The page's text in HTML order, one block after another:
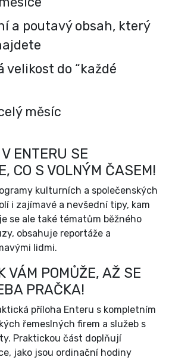
a poutavý obsah, který
velikost do “každé
měsíc
ENTERU SE
CO S VOLNÝM ČASEM!
kulturních a společenských
i zajímavé a nevšední tipy, kam
se ale také tématům běžného
obsahuje reportáže a
lidmi.
VÁM POMŮŽE, AŽ SE
PRAČKA!
příloha Enteru s kompletním
řemeslných firem a služeb s
Praktickou část doplňují
jako jsou ordinační hodiny